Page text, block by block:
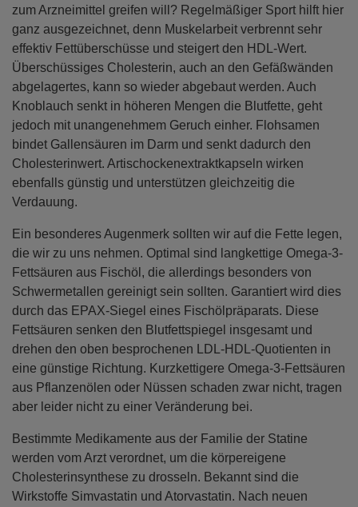
zum Arzneimittel greifen will? Regelmäßiger Sport hilft hier
ganz ausgezeichnet, denn Muskelarbeit verbrennt sehr
effektiv Fettüberschüsse und steigert den HDL-Wert.
Überschüssiges Cholesterin, auch an den Gefäßwänden
abgelagertes, kann so wieder abgebaut werden. Auch
Knoblauch senkt in höheren Mengen die Blutfette, geht
jedoch mit unangenehmem Geruch einher. Flohsamen
bindet Gallensäuren im Darm und senkt dadurch den
Cholesterinwert. Artischockenextraktkapseln wirken
ebenfalls günstig und unterstützen gleichzeitig die
Verdauung.
Ein besonderes Augenmerk sollten wir auf die Fette legen,
die wir zu uns nehmen. Optimal sind langkettige Omega-3-
Fettsäuren aus Fischöl, die allerdings besonders von
Schwermetallen gereinigt sein sollten. Garantiert wird dies
durch das EPAX-Siegel eines Fischölpräparats. Diese
Fettsäuren senken den Blutfettspiegel insgesamt und
drehen den oben besprochenen LDL-HDL-Quotienten in
eine günstige Richtung. Kurzkettigere Omega-3-Fettsäuren
aus Pflanzenölen oder Nüssen schaden zwar nicht, tragen
aber leider nicht zu einer Veränderung bei.
Bestimmte Medikamente aus der Familie der Statine
werden vom Arzt verordnet, um die körpereigene
Cholesterinsynthese zu drosseln. Bekannt sind die
Wirkstoffe Simvastatin und Atorvastatin. Nach neuen